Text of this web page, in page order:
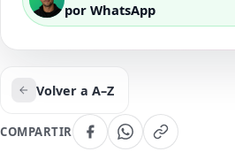
por WhatsApp
Volver a A–Z
COMPARTIR